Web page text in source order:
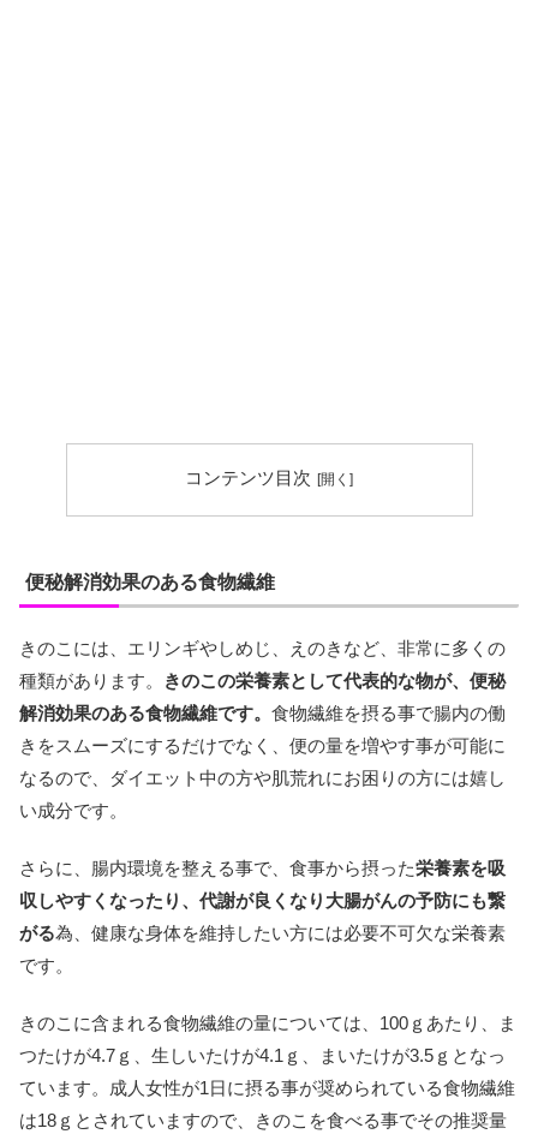
コンテンツ目次
便秘解消効果のある食物繊維
きのこには、エリンギやしめじ、えのきなど、非常に多くの
種類があります。
きのこの栄養素として代表的な物が、便秘
解消効果のある食物繊維です。 食物繊維を摂る事で腸内の働
きをスムーズにするだけでなく、便の量を増やす事が可能に
なるので、ダイエット中の方や肌荒れにお困りの方には嬉し
い成分です。
さらに、腸内環境を整える事で、食事から摂った栄養素を吸
収しやすくなったり、代謝が良くなり大腸がんの予防にも繋
がる為、健康な身体を維持したい方には必要不可欠な栄養素
です。
きのこに含まれる食物繊維の量については、100ｇあたり、ま
つたけが4.7ｇ、生しいたけが4.1ｇ、まいたけが3.5ｇとなっ
ています。成人女性が1日に摂る事が奨められている食物繊維
は18ｇとされていますので、きのこを食べる事でその推奨量